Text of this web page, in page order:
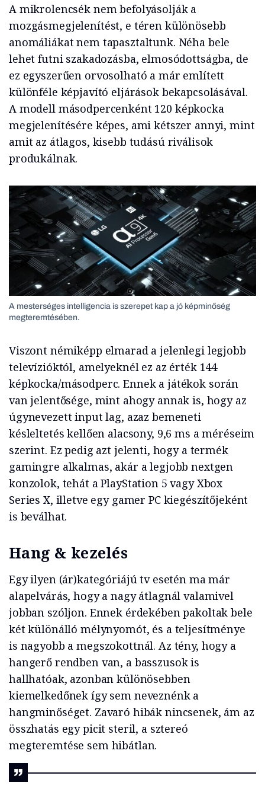
A mikrolencsék nem befolyásolják a
mozgásmegjelenítést, e téren különösebb
anomáliákat nem tapasztaltunk. Néha bele
lehet futni szakadozásba, elmosódottságba, de
ez egyszerűen orvosolható a már említett
különféle képjavító eljárások bekapcsolásával.
A modell másodpercenként 120 képkocka
megjelenítésére képes, ami kétszer annyi, mint
amit az átlagos, kisebb tudású riválisok
produkálnak.
A mesterséges intelligencia is szerepet kap a jó képminőség
megteremtésében.
Viszont némiképp elmarad a jelenlegi legjobb
televízióktól, amelyeknél ez az érték 144
képkocka/másodperc. Ennek a játékok során
van jelentősége, mint ahogy annak is, hogy az
úgynevezett input lag, azaz bemeneti
késleltetés kellően alacsony, 9,6 ms a méréseim
szerint. Ez pedig azt jelenti, hogy a termék
gamingre alkalmas, akár a legjobb nextgen
konzolok, tehát a PlayStation 5 vagy Xbox
Series X, illetve egy gamer PC kiegészítőjeként
is beválhat.
Hang & kezelés
Egy ilyen (ár)kategóriájú tv esetén ma már
alapelvárás, hogy a nagy átlagnál valamivel
jobban szóljon. Ennek érdekében pakoltak bele
két különálló mélynyomót, és a teljesítménye
is nagyobb a megszokottnál. Az tény, hogy a
hangerő rendben van, a basszusok is
hallhatóak, azonban különösebben
kiemelkedőnek így sem neveznénk a
hangminőséget. Zavaró hibák nincsenek, ám az
összhatás egy picit steril, a sztereó
megteremtése sem hibátlan.